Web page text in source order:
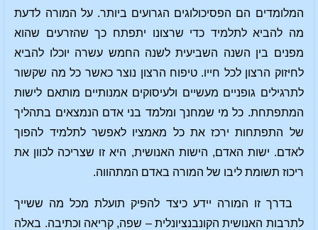
המלומדים הם הפסיכולוגים הגרועים ביותר. על המורה לדעת
מה להביא לתלמיד כדי שרצונו יתפתח כך שהזרעים שהוא
מפנים בין השנה השביעית לשנה החמש עשרה יוכלו להביא
לחיזוק הרצון לכל חייו. טיפוח הרצון נוצר כאשר כל מה שקשור
לתרגילים גופניים מעשיים ולעיסוקים אמנותיים מותאם לישות
המתפתחת. כל מי שמחנך ומלמד בני אדם הנמצאים בתהליך
של התפתחות ירכז את כל מאמציו לאפשר לתלמיד להפוך
לאדם. ישות האדם, הישות האנושית, היא זו שצריכה לכוון את
ריכוז תשומת ליבו של המורה באדם המתהווה.
בדרך זו המורה יידע כיצד להפיק תועלת מכל מה ששייך
לתרבות האנושית הקונבנציונלית – שפה, קריאה וכתיבה. באלה